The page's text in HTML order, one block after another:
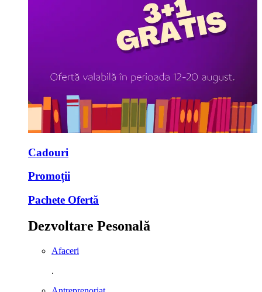
Cadouri
Promoții
Pachete Ofertă
Dezvoltare Pesonală
Afaceri
.